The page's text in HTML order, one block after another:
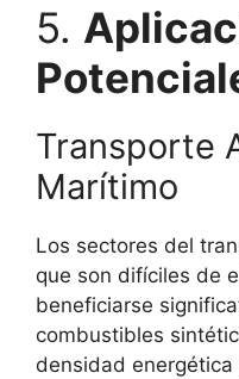
5.
Transporte
Marítimo
Los sectores del
que son difíciles de
beneficiarse
combustibles
densidad